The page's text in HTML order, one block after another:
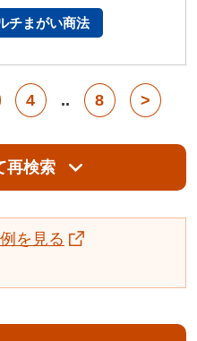
チまがい商法
4 .. 8 >
再検索
を見る